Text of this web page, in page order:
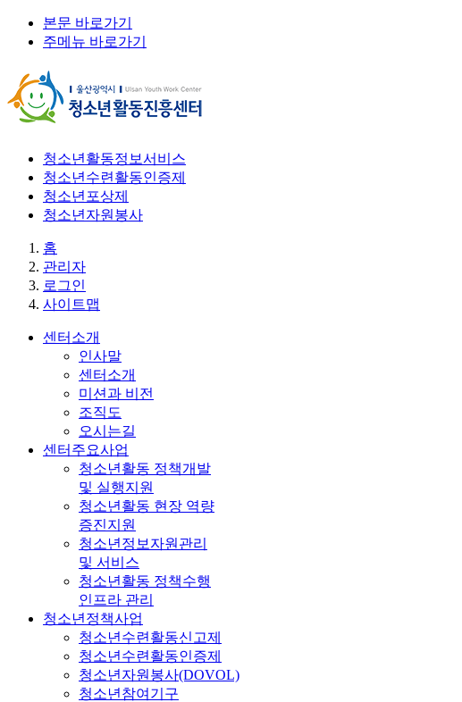
본문 바로가기
주메뉴 바로가기
청소년활동정보서비스
청소년수련활동인증제
청소년포상제
청소년자원봉사
홈
관리자
로그인
사이트맵
센터소개
인사말
센터소개
미션과 비전
조직도
오시는길
센터주요사업
청소년활동 정책개발
및 실행지원
청소년활동 현장 역량
증진지원
청소년정보자원관리
및 서비스
청소년활동 정책수행
인프라 관리
청소년정책사업
청소년수련활동신고제
청소년수련활동인증제
청소년자원봉사(DOVOL)
청소년참여기구